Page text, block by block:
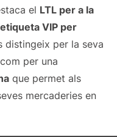
el LTL per a la
VIP per
distingeix per la seva
per una
que permet als
mercaderies en